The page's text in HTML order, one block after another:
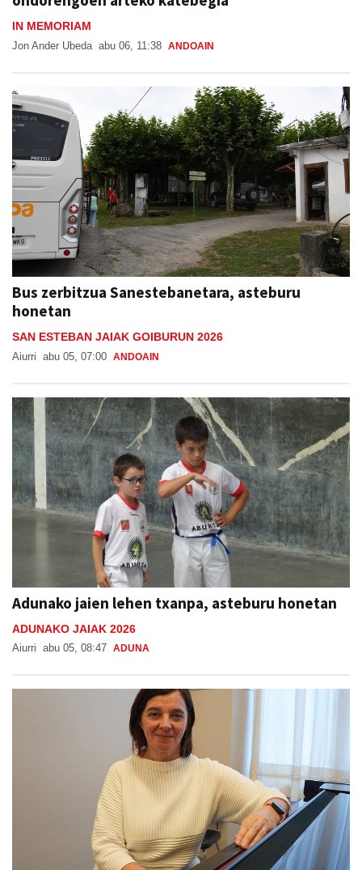
IN MEMORIAM
Jon Ander Ubeda abu 06, 11:38 ANDOAIN
Bus zerbitzua Sanestebanetara, asteburu
honetan
SAN ESTEBAN JAIAK GOIBURUN 2026
Aiurri abu 05, 07:00 ANDOAIN
Adunako jaien lehen txanpa, asteburu honetan
ADUNAKO JAIAK 2026
Aiurri abu 05, 08:47 ADUNA